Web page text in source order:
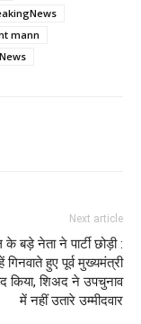
mann
Next article
बड़े नेता ने पार्टी छोड़ी :
हुए पूर्व मुख्यमंत्री
किया, शिअद ने उपचुनाव
में नहीं उतारे उम्मीदवार